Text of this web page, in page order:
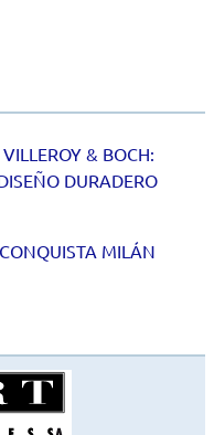
& BOCH:
DURADERO
MILÁN